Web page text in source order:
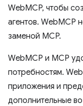
WebMCP, чтобы
агентов. WebMCP
заменой MCP.
WebMCP и MCP
потребностям.
приложения и
дополнительные